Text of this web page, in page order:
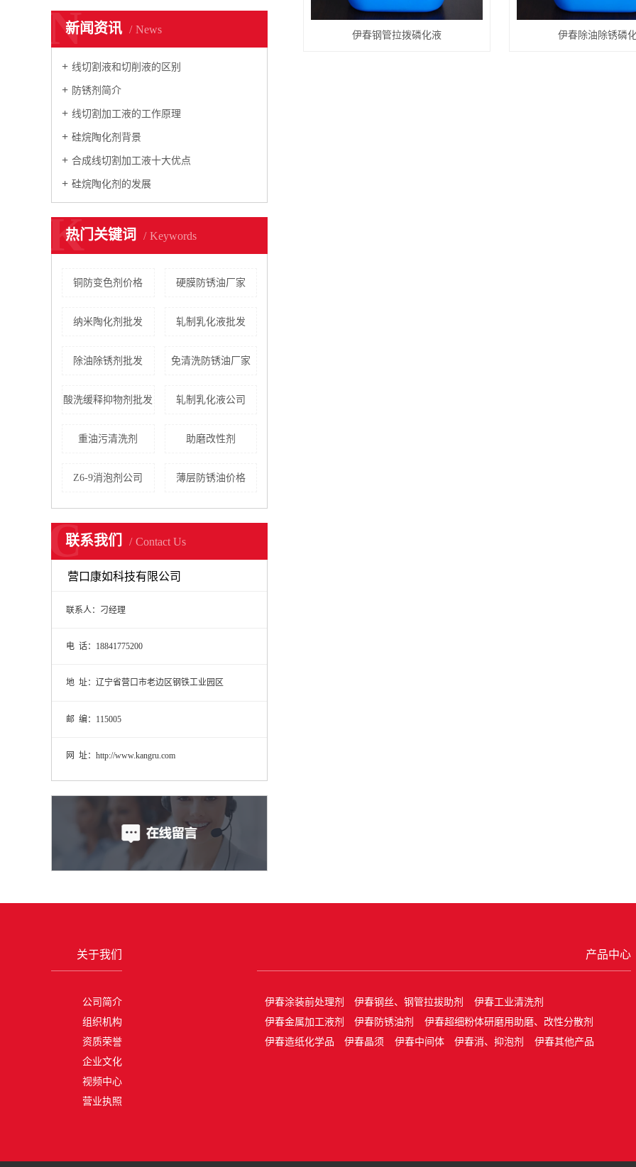
新闻资讯 News
N
线切割液和切削液的区别
防锈剂简介
线切割加工液的工作原理
硅烷陶化剂背景
合成线切割加工液十大优点
硅烷陶化剂的发展
热门关键词 Keywords
K
铜防变色剂价格 硬膜防锈油厂家
纳米陶化剂批发 轧制乳化液批发
除油除锈剂批发 免清洗防锈油厂家
酸洗缓释抑物剂批发 轧制乳化液公司
重油污清洗剂 助磨改性剂
Z6-9消泡剂公司 薄层防锈油价格
联系我们 Contact Us
C
营口康如科技有限公司
联系人：刁经理
电 话：18841775200
地 址：辽宁省营口市老边区钢铁工业园区
邮 编：115005
网 址：http://www.kangru.com
伊春钢管拉拨磷化液 伊春除油除锈磷
关于我们
公司简介
组织机构
资质荣誉
企业文化
视频中心
营业执照
产品中心
伊春涂装前处理剂 伊春钢丝、钢管拉拔助剂
伊春工业清洗剂
伊春金属加工液剂
伊春防锈油剂
伊春超细粉体研磨用助磨、改性分散剂
伊春造纸化学品
伊春晶须 伊春中间体 伊春消、抑泡剂 伊春其他产品